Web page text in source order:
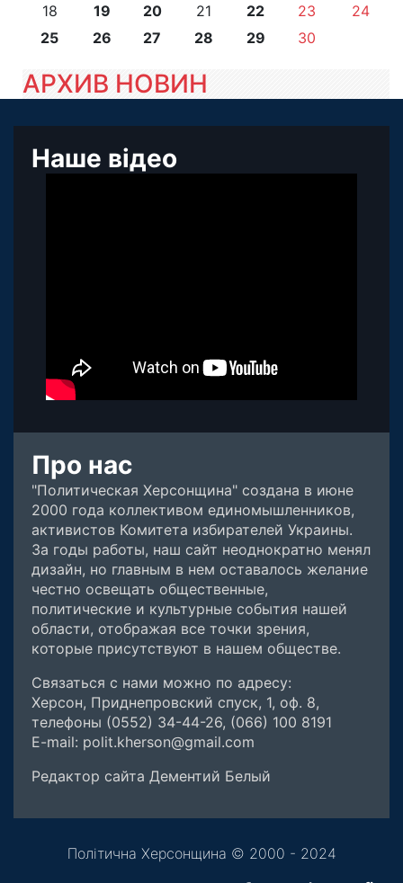
18
19 20 21 22 23
24
25
26 27 28 29 30
АРХИВ НОВИН
Наше відео
Про нас
"Политическая Херсонщина" создана в июне
2000 года коллективом единомышленников,
активистов Комитета избирателей Украины.
За годы работы, наш сайт неоднократно менял
дизайн, но главным в нем оставалось желание
честно освещать общественные,
политические и культурные события нашей
области, отображая все точки зрения,
которые присутствуют в нашем обществе.
Связаться с нами можно по адресу:
Херсон, Приднепровский спуск, 1, оф. 8,
телефоны (0552) 34-44-26, (066) 100 8191
E-mail: polit.kherson@gmail.com
Редактор сайта Дементий Белый
Політична Херсонщина © 2000 - 2024